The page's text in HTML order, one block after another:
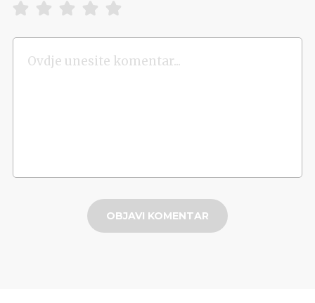
OBJAVI KOMENTAR